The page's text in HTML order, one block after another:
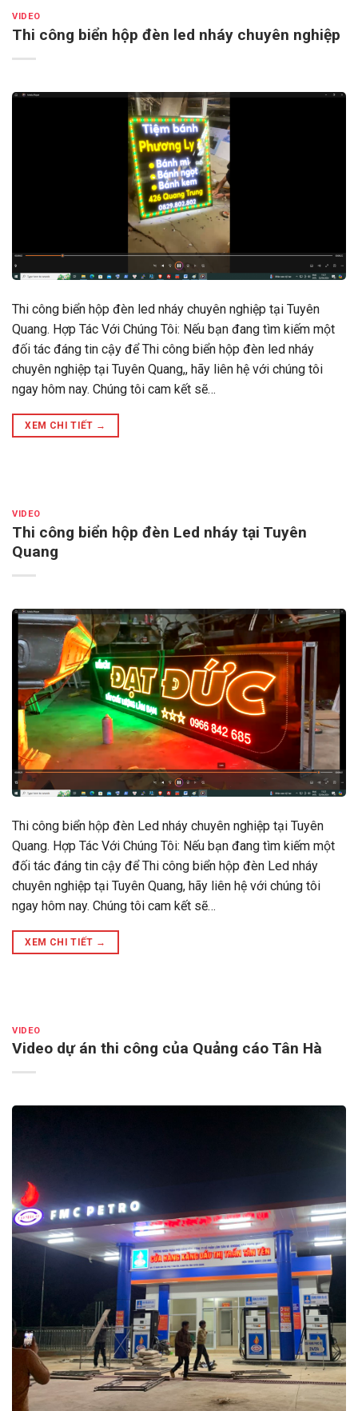
VIDEO
Thi công biển hộp đèn led nháy chuyên nghiệp
Thi công biển hộp đèn led nháy chuyên nghiệp tại Tuyên
Quang. Hợp Tác Với Chúng Tôi: Nếu bạn đang tìm kiếm một
đối tác đáng tin cậy để Thi công biển hộp đèn led nháy
chuyên nghiệp tại Tuyên Quang,, hãy liên hệ với chúng tôi
ngay hôm nay. Chúng tôi cam kết sẽ…
XEM CHI TIẾT →
VIDEO
Thi công biển hộp đèn Led nháy tại Tuyên
Quang
Thi công biển hộp đèn Led nháy chuyên nghiệp tại Tuyên
Quang. Hợp Tác Với Chúng Tôi: Nếu bạn đang tìm kiếm một
đối tác đáng tin cậy để Thi công biển hộp đèn Led nháy
chuyên nghiệp tại Tuyên Quang, hãy liên hệ với chúng tôi
ngay hôm nay. Chúng tôi cam kết sẽ…
XEM CHI TIẾT →
VIDEO
Video dự án thi công của Quảng cáo Tân Hà